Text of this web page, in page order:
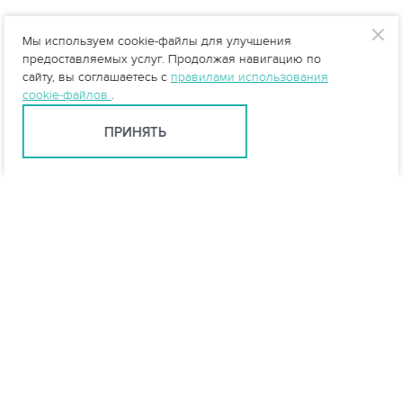
Мы используем cookie-файлы для улучшения
предоставляемых услуг. Продолжая навигацию по
сайту, вы соглашаетесь с правилами использования
cookie-файлов .
ПРИНЯТЬ